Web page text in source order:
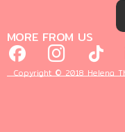
MORE FROM US
Copyright © 2018 Helena